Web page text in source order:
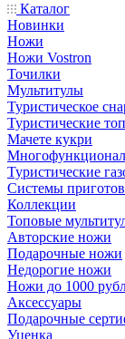
Каталог
Новинки
Ножи
Ножи Vostron
Точилки
Мультитулы
Туристическое
Туристические
Мачете кукри
Туристические
Системы
Коллекции
Топовые
Авторские ножи
Подарочные ножи
Недорогие ножи
Ножи до 1000
Аксессуары
Подарочные
Уценка